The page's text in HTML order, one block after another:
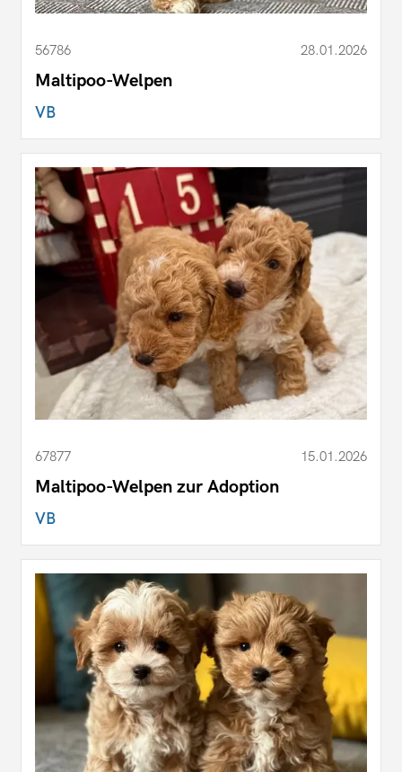
56786 28.01.2026
Maltipoo-Welpen
VB
67877 15.01.2026
Maltipoo-Welpen zur Adoption
VB